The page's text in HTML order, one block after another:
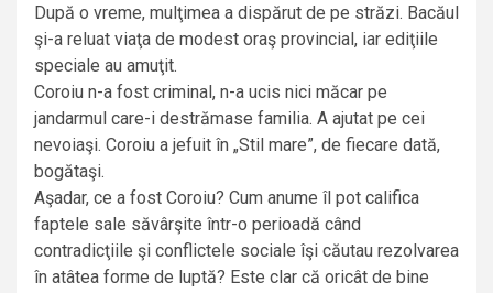
După o vreme, mulţimea a dispărut de pe străzi. Bacăul
şi-a reluat viaţa de modest oraş provincial, iar ediţiile
speciale au amuţit.
Coroiu n-a fost criminal, n-a ucis nici măcar pe
jandarmul care-i destrămase familia. A ajutat pe cei
nevoiaşi. Coroiu a jefuit în „Stil mare”, de fiecare dată,
bogătaşi.
Aşadar, ce a fost Coroiu? Cum anume îl pot califica
faptele sale săvârşite într-o perioadă când
contradicţiile şi conflictele sociale îşi căutau rezolvarea
în atâtea forme de luptă? Este clar că oricât de bine